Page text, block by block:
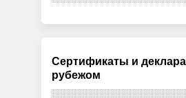
Сертификаты и
рубежом